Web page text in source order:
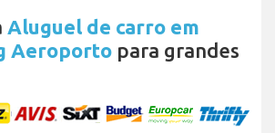
Aluguel de carro em
Aeroporto para grandes